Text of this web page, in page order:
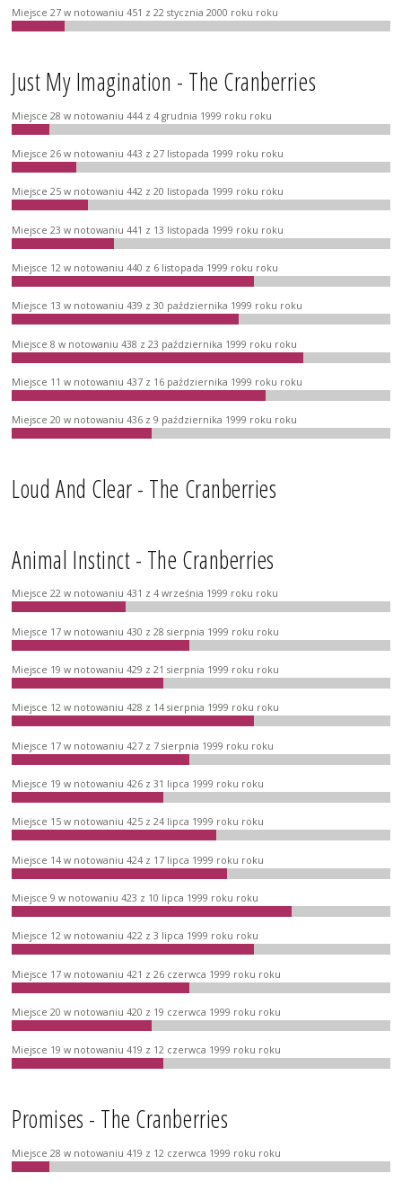
Miejsce 27 w notowaniu 451 z 22 stycznia 2000 roku roku
Just My Imagination - The Cranberries
Miejsce 28 w notowaniu 444 z 4 grudnia 1999 roku roku
Miejsce 26 w notowaniu 443 z 27 listopada 1999 roku roku
Miejsce 25 w notowaniu 442 z 20 listopada 1999 roku roku
Miejsce 23 w notowaniu 441 z 13 listopada 1999 roku roku
Miejsce 12 w notowaniu 440 z 6 listopada 1999 roku roku
Miejsce 13 w notowaniu 439 z 30 października 1999 roku roku
Miejsce 8 w notowaniu 438 z 23 października 1999 roku roku
Miejsce 11 w notowaniu 437 z 16 października 1999 roku roku
Miejsce 20 w notowaniu 436 z 9 października 1999 roku roku
Loud And Clear - The Cranberries
Animal Instinct - The Cranberries
Miejsce 22 w notowaniu 431 z 4 września 1999 roku roku
Miejsce 17 w notowaniu 430 z 28 sierpnia 1999 roku roku
Miejsce 19 w notowaniu 429 z 21 sierpnia 1999 roku roku
Miejsce 12 w notowaniu 428 z 14 sierpnia 1999 roku roku
Miejsce 17 w notowaniu 427 z 7 sierpnia 1999 roku roku
Miejsce 19 w notowaniu 426 z 31 lipca 1999 roku roku
Miejsce 15 w notowaniu 425 z 24 lipca 1999 roku roku
Miejsce 14 w notowaniu 424 z 17 lipca 1999 roku roku
Miejsce 9 w notowaniu 423 z 10 lipca 1999 roku roku
Miejsce 12 w notowaniu 422 z 3 lipca 1999 roku roku
Miejsce 17 w notowaniu 421 z 26 czerwca 1999 roku roku
Miejsce 20 w notowaniu 420 z 19 czerwca 1999 roku roku
Miejsce 19 w notowaniu 419 z 12 czerwca 1999 roku roku
Promises - The Cranberries
Miejsce 28 w notowaniu 419 z 12 czerwca 1999 roku roku